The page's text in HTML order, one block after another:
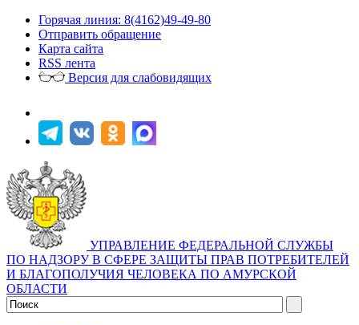
Горячая линия: 8(4162)49-49-80
Отправить обращение
Карта сайта
RSS лента
Версия для слабовидящих
УПРАВЛЕНИЕ ФЕДЕРАЛЬНОЙ СЛУЖБЫ
ПО НАДЗОРУ В СФЕРЕ ЗАЩИТЫ ПРАВ ПОТРЕБИТЕЛЕЙ
И БЛАГОПОЛУЧИЯ ЧЕЛОВЕКА ПО АМУРСКОЙ
ОБЛАСТИ